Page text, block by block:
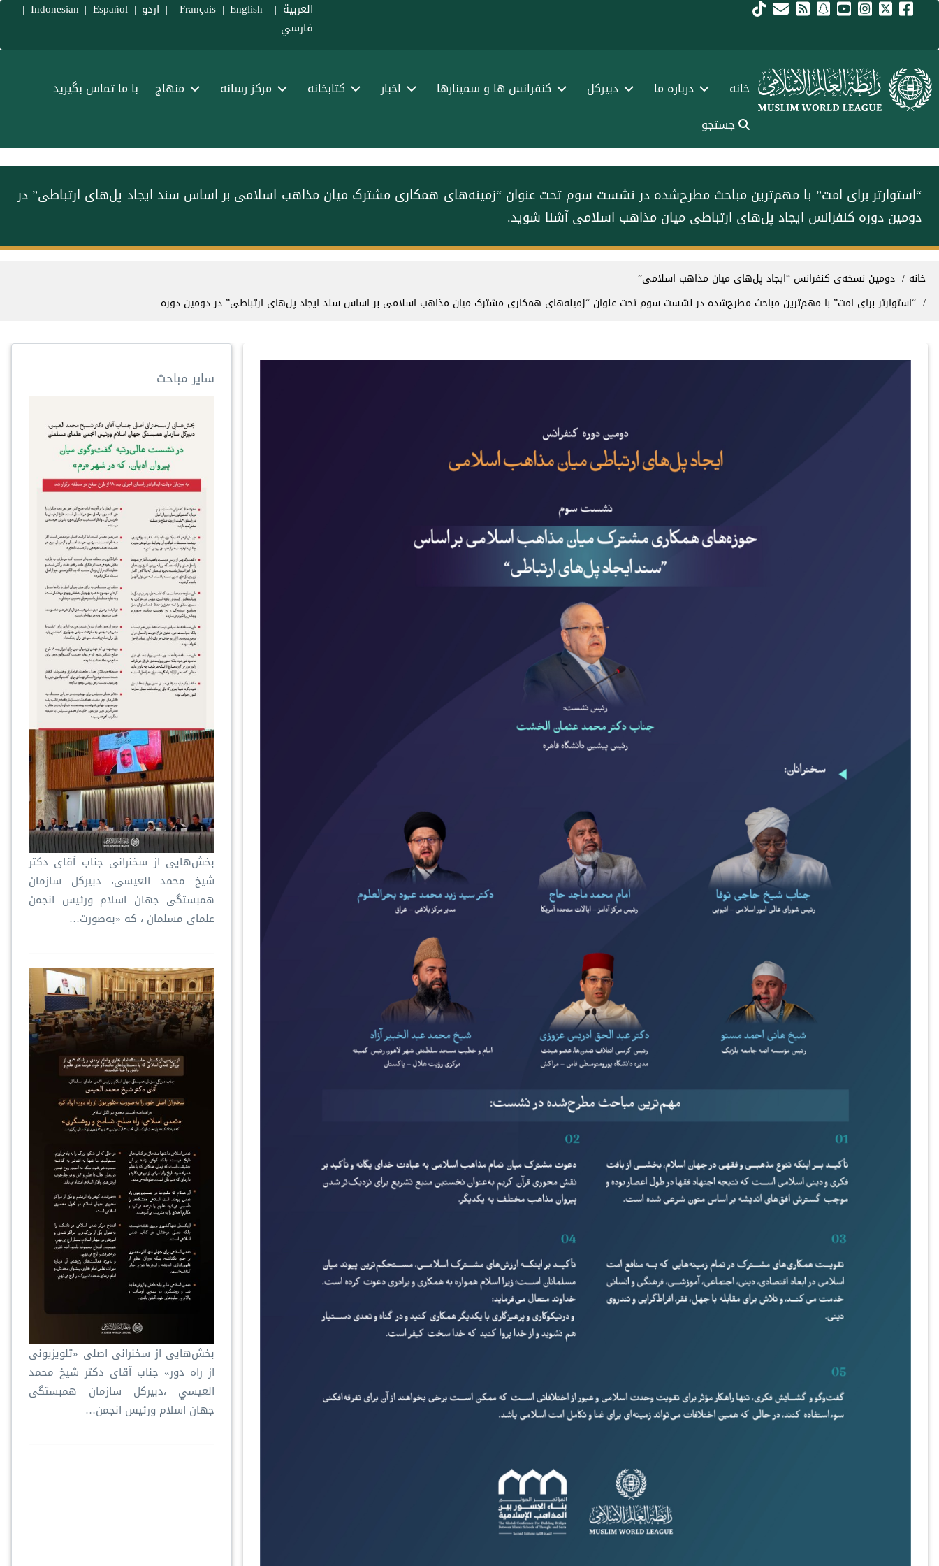
رفتن به محتوای اصلی العربية |
|English
| اردو |
Indonesian | Español
|
فارسي
Main navigation Farsi خانه درباره ما دبیرکل کنفرانس ها و سمینارها اخبار کتابخانه مرکز رسانه منهاج
با ما تماس بگیرید
جستجو
“استوارتر برای امت” با مهم‌ترین مباحث مطرح‌شده در نشست سوم تحت عنوان “زمینه‌های همکاری مشترک میان مذاهب اسلامی بر اساس سند ایجاد پل‌های ارتباطی” در
دومین دوره کنفرانس ایجاد پل‌های ارتباطی میان مذاهب اسلامی آشنا شوید.
مسیر راهنما
خانه
دومین نسخه‌ی کنفرانس “ایجاد پل‌های میان مذاهب اسلامی”
“استوارتر برای امت” با مهم‌ترین مباحث مطرح‌شده در نشست سوم تحت عنوان “زمینه‌های همکاری مشترک میان مذاهب اسلامی بر اساس سند ایجاد پل‌های ارتباطی” در دومین دوره ...
سایر مباحث
بخش‌هایی از سخنرانی جناب آقای دکتر
شیخ محمد العیسی، دبیرکل سازمان
همبستگی جهان اسلام ورئيس انجمن
علمای مسلمان ، که «به‌صورت…
بخش‌هایی از سخنرانی اصلی «تلویزیونی
از راه دور» جناب آقای دکتر شیخ محمد
العيسي ،دبیرکل سازمان همبستگی
جهان اسلام ورئیس انجمن…